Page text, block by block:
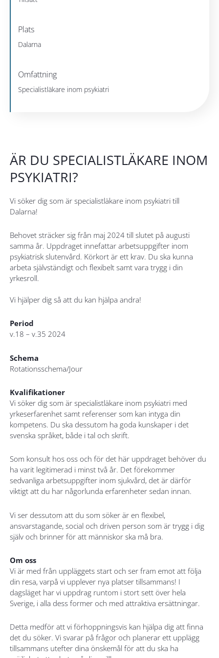
Plats
Dalarna
Omfattning
Specialistläkare inom psykiatri
ÄR DU SPECIALISTLÄKARE INOM
PSYKIATRI?
Vi söker dig som är specialistläkare inom psykiatri till
Dalarna!
Behovet sträcker sig från maj 2024 till slutet på augusti
samma år. Uppdraget innefattar arbetsuppgifter inom
psykiatrisk slutenvård. Körkort är ett krav. Du ska kunna
arbeta självständigt och flexibelt samt vara trygg i din
yrkesroll.
Vi hjälper dig så att du kan hjälpa andra!
Period
v.18 – v.35 2024
Schema
Rotationsschema/Jour
Kvalifikationer
Vi söker dig som är specialistläkare inom psykiatri med
yrkeserfarenhet samt referenser som kan intyga din
kompetens. Du ska dessutom ha goda kunskaper i det
svenska språket, både i tal och skrift.
Som konsult hos oss och för det här uppdraget behöver du
ha varit legitimerad i minst två år. Det förekommer
sedvanliga arbetsuppgifter inom sjukvård, det är därför
viktigt att du har någorlunda erfarenheter sedan innan.
Vi ser dessutom att du som söker är en flexibel,
ansvarstagande, social och driven person som är trygg i dig
själv och brinner för att människor ska må bra.
Om oss
Vi är med från uppläggets start och ser fram emot att följa
din resa, varpå vi upplever nya platser tillsammans! I
dagsläget har vi uppdrag runtom i stort sett över hela
Sverige, i alla dess former och med attraktiva ersättningar.
Detta medför att vi förhoppningsvis kan hjälpa dig att finna
det du söker. Vi svarar på frågor och planerar ett upplägg
tillsammans utefter dina önskemål för att du ska ha